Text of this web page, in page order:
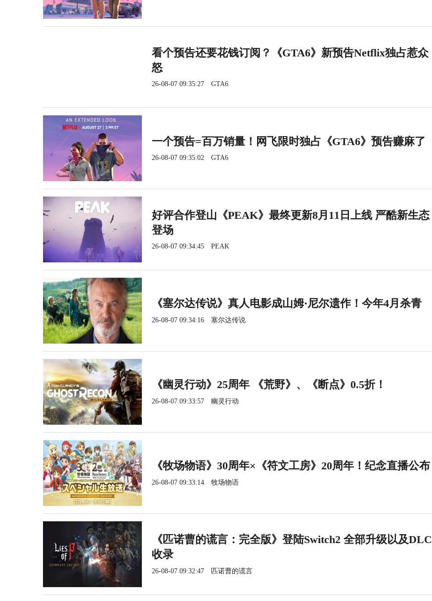
看个预告还要花钱订阅？《GTA6》新预告Netflix独占惹众
怒
26-08-07 09:35:27 GTA6
一个预告=百万销量！网飞限时独占《GTA6》预告赚麻了
26-08-07 09:35:02 GTA6
好评合作登山《PEAK》最终更新8月11日上线 严酷新生态
登场
26-08-07 09:34:45 PEAK
《塞尔达传说》真人电影成山姆·尼尔遗作！今年4月杀青
26-08-07 09:34:16 塞尔达传说
《幽灵行动》25周年 《荒野》、《断点》0.5折！
26-08-07 09:33:57 幽灵行动
《牧场物语》30周年×《符文工房》20周年！纪念直播公布
26-08-07 09:33:14 牧场物语
《匹诺曹的谎言：完全版》登陆Switch2 全部升级以及DLC
收录
26-08-07 09:32:47 匹诺曹的谎言